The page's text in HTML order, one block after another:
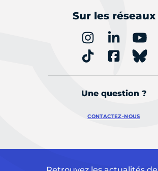
Sur les réseaux
Une question ?
CONTACTEZ-NOUS